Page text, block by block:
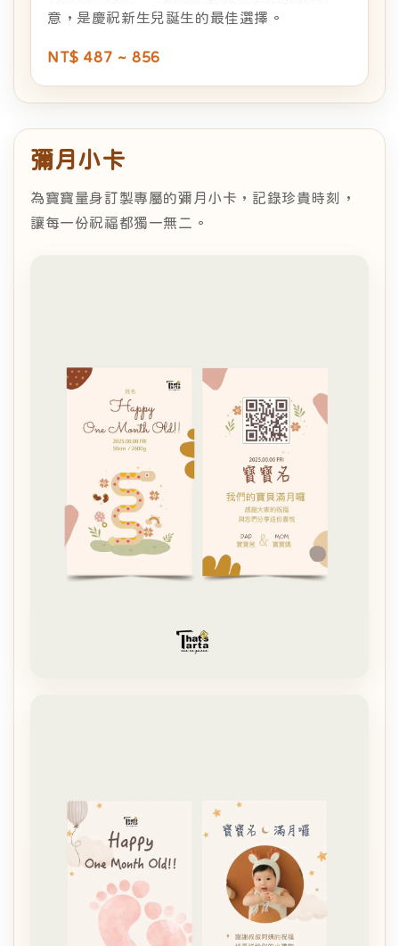
意，是慶祝新生兒誕生的最佳選擇。
NT$ 487 ~ 856
彌月小卡
為寶寶量身訂製專屬的彌月小卡，記錄珍貴時刻，
讓每一份祝福都獨一無二。